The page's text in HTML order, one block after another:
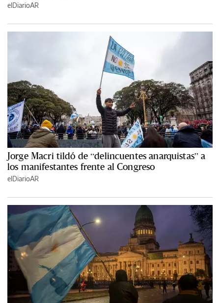
elDiarioAR
Jorge Macri tildó de “delincuentes anarquistas” a
los manifestantes frente al Congreso
elDiarioAR